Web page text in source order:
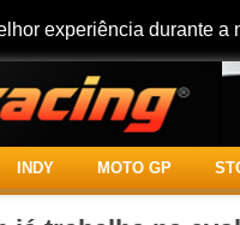
experiência durante a
INDY MOTO GP